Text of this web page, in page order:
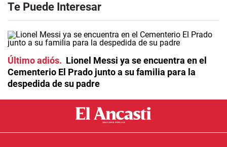
Te Puede Interesar
Último adiós
Lionel Messi ya se encuentra en el
Cementerio El Prado junto a su familia para la
despedida de su padre